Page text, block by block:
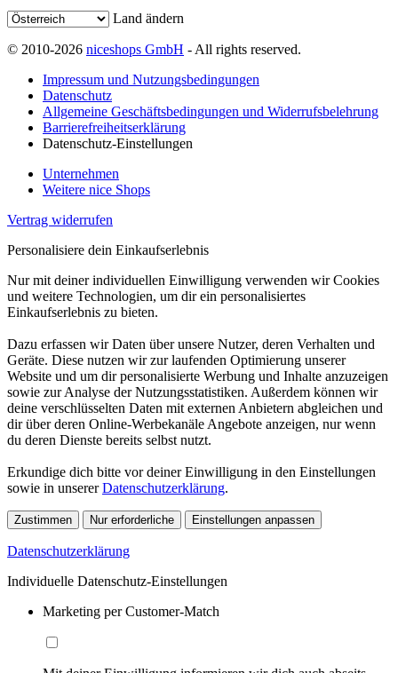
Land ändern
© 2010-2026 niceshops GmbH - All rights reserved.
Impressum und Nutzungsbedingungen
Datenschutz
Allgemeine Geschäftsbedingungen und Widerrufsbelehrung
Barrierefreiheitserklärung
Datenschutz-Einstellungen
Unternehmen
Weitere nice Shops
Vertrag widerrufen
Personalisiere dein Einkaufserlebnis
Nur mit deiner individuellen Einwilligung verwenden wir Cookies
und weitere Technologien, um dir ein personalisiertes
Einkaufserlebnis zu bieten.
Dazu erfassen wir Daten über unsere Nutzer, deren Verhalten und
Geräte. Diese nutzen wir zur laufenden Optimierung unserer
Website und um dir personalisierte Werbung und Inhalte anzuzeigen
sowie zur Analyse der Nutzungsstatistiken. Außerdem können wir
deine verschlüsselten Daten mit externen Anbietern abgleichen und
dir über deren Online-Werbekanäle Angebote anzeigen, nur wenn
du deren Dienste bereits selbst nutzt.
Erkundige dich bitte vor deiner Einwilligung in den Einstellungen
sowie in unsererDatenschutzerklärung.
Zustimmen Nur erforderliche Einstellungen anpassen
Datenschutzerklärung
Individuelle Datenschutz-Einstellungen
Marketing per Customer-Match